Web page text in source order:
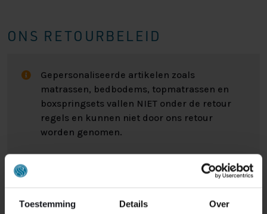
Toestemming Details Over
ONS RETOURBELEID
Gepersonaliseerde artikelen zoals
matrassen, bedbodems, topmatrassen en
boxspringsets vallen NIET onder de retour
regels en kunnen niet door ons retour
worden genomen.
Het kan wel eens voorkomen dat u een bestelling
bevalt of misschien dat er een andere reden is waarom